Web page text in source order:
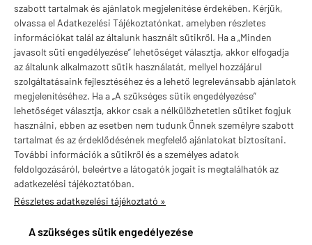
szabott tartalmak és ajánlatok megjelenítése érdekében. Kérjük,
olvassa el Adatkezelési Tájékoztatónkat, amelyben részletes
információkat talál az általunk használt sütikről. Ha a „Minden
javasolt süti engedélyezése” lehetőséget választja, akkor elfogadja
az általunk alkalmazott sütik használatát, mellyel hozzájárul
szolgáltatásaink fejlesztéséhez és a lehető legrelevánsabb ajánlatok
megjelenítéséhez. Ha a „A szükséges sütik engedélyezése”
lehetőséget választja, akkor csak a nélkülözhetetlen sütiket fogjuk
használni, ebben az esetben nem tudunk Önnek személyre szabott
tartalmat és az érdeklődésének megfelelő ajánlatokat biztosítani.
További információk a sütikről és a személyes adatok
feldolgozásáról, beleértve a látogatók jogait is megtalálhatók az
adatkezelési tájékoztatóban.
Részletes adatkezelési tájékoztató »
A szükséges sütik engedélyezése
Valuta választás
vitaminstore.hu -Vitaminstore / Gymstore Hungary